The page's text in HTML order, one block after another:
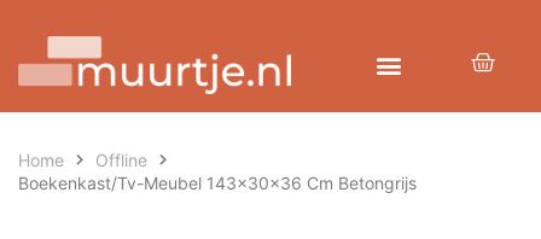
Home
Offline
Boekenkast/tv-Meubel 143x30x36 Cm Betongrijs